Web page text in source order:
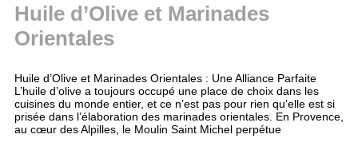
Huile d’Olive et Marinades
Orientales
Huile d’Olive et Marinades Orientales : Une Alliance Parfaite
L’huile d’olive a toujours occupé une place de choix dans les
cuisines du monde entier, et ce n’est pas pour rien qu’elle est si
prisée dans l’élaboration des marinades orientales. En Provence,
au cœur des Alpilles, le Moulin Saint Michel perpétue